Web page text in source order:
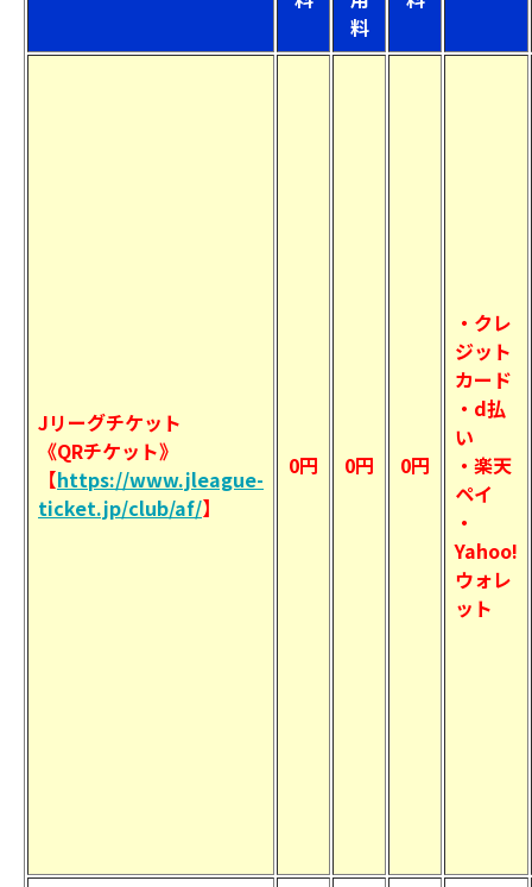
料
Jリーグチケット
《QRチケット》
【https://www.jleague-
ticket.jp/club/af/】
0円 0円 0円
・クレ
ジット
カード
・d払
い
・楽天
ペイ
・
Yahoo!
ウォレ
ット